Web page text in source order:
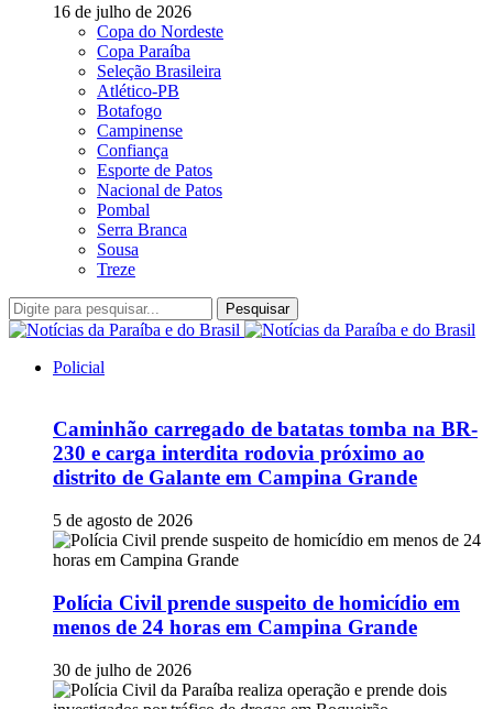
16 de julho de 2026
Copa do Nordeste
Copa Paraíba
Seleção Brasileira
Atlético-PB
Botafogo
Campinense
Confiança
Esporte de Patos
Nacional de Patos
Pombal
Serra Branca
Sousa
Treze
Pesquisar
Policial
Caminhão carregado de batatas tomba na BR-
230 e carga interdita rodovia próximo ao
distrito de Galante em Campina Grande
5 de agosto de 2026
Polícia Civil prende suspeito de homicídio em
menos de 24 horas em Campina Grande
30 de julho de 2026